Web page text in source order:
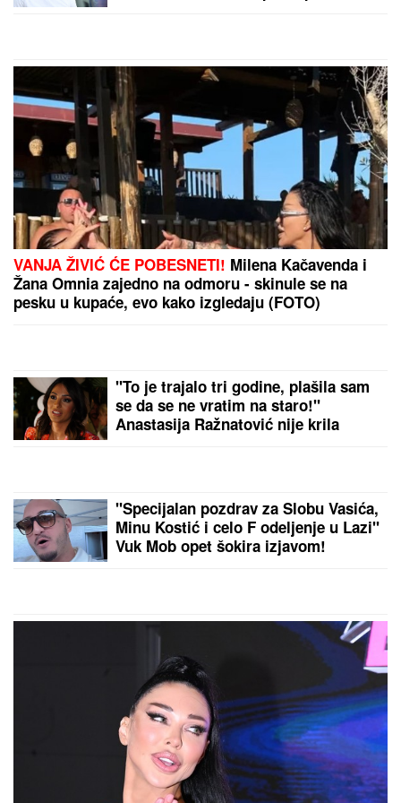
PREPORUKA ZA VAS
UHAPŠEN VOZAČ KAMIONA KOJI JE POKOSIO
(FOTO) UHVATILI SMO NEMANJU
STEVANOVIĆA NA PLAŽI U CRNOJ
GORIZa mesec dana se bez
oklevanja odselio iz Beograda, a evo
kako sada živi sa suprugom i ćerkom